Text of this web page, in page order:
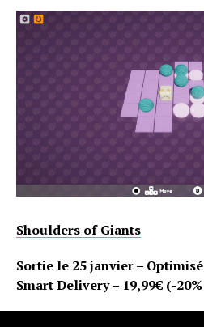
Shoulders of Giants
Sortie le 25 janvier –
Smart Delivery – 19,99€ (-